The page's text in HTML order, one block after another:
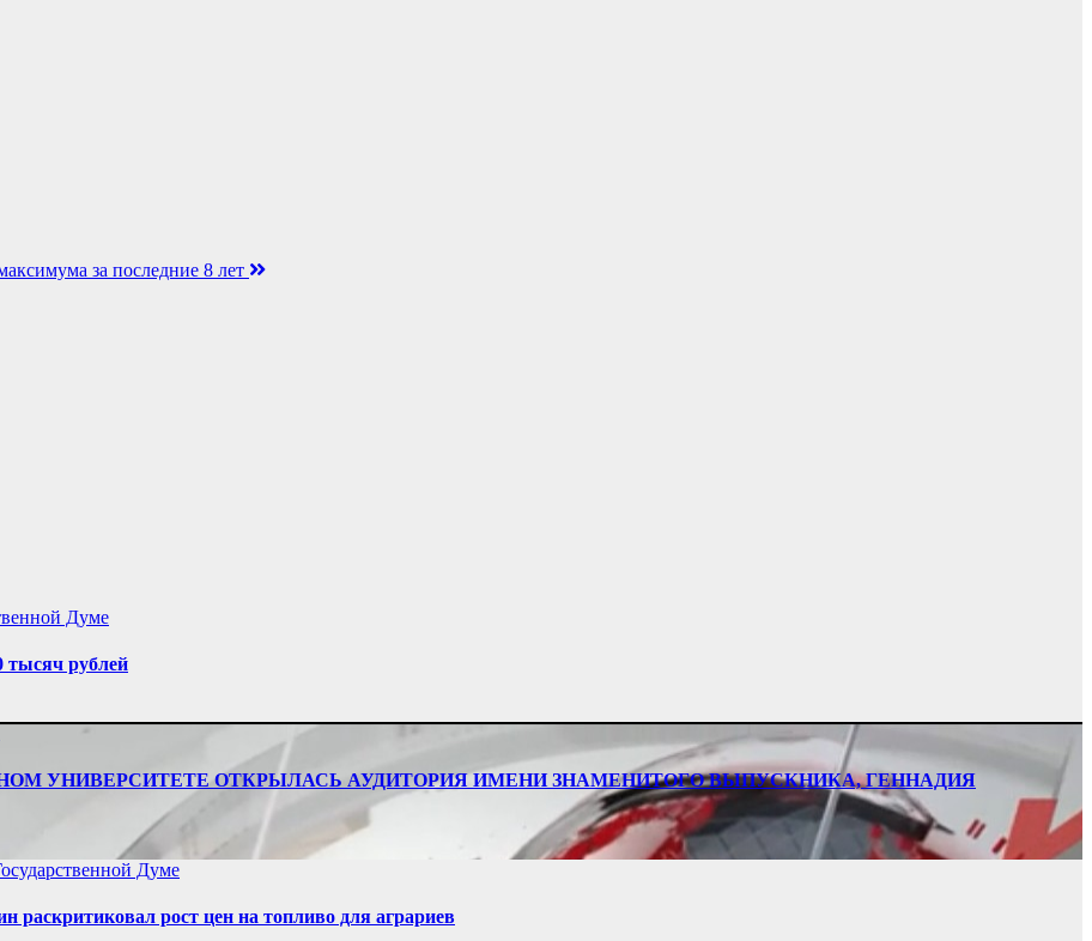
за последние 8 лет
Думе
рублей
УНИВЕРСИТЕТЕ ОТКРЫЛАСЬ АУДИТОРИЯ ИМЕНИ ЗНАМЕНИТОГО ВЫПУСКНИКА, ГЕННАДИЯ
Думе
рост цен на топливо для аграриев